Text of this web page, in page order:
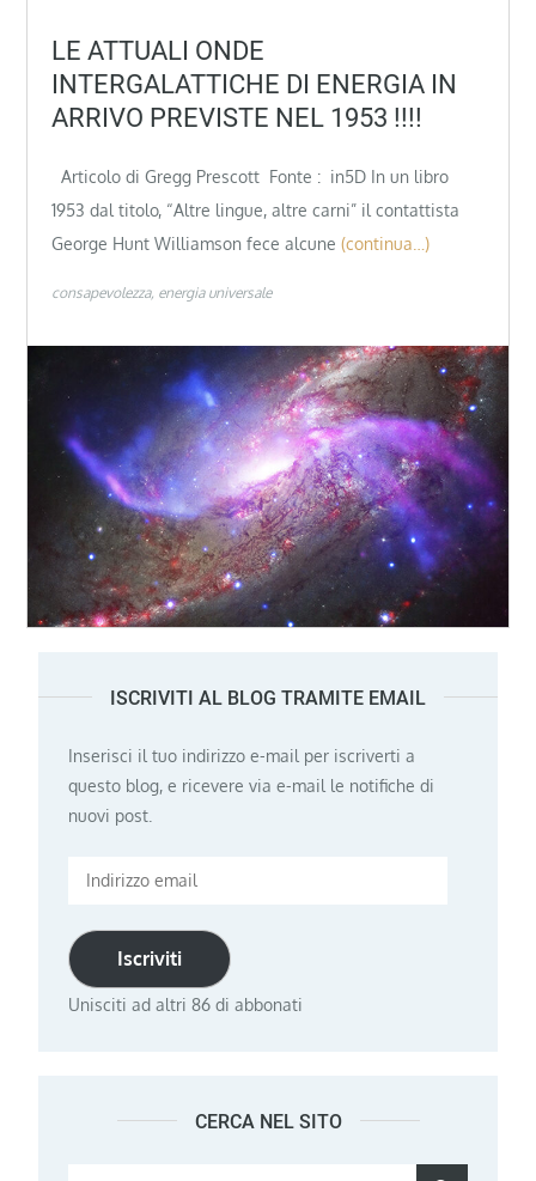
LE ATTUALI ONDE
INTERGALATTICHE DI ENERGIA IN
ARRIVO PREVISTE NEL 1953 !!!!
Articolo di Gregg Prescott Fonte : in5D In un libro
1953 dal titolo, “Altre lingue, altre carni” il contattista
George Hunt Williamson fece alcune (continua…)
consapevolezza energia universale
ISCRIVITI AL BLOG TRAMITE EMAIL
Inserisci il tuo indirizzo e-mail per iscriverti a
questo blog, e ricevere via e-mail le notifiche di
nuovi post.
Indirizzo
Iscriviti
Unisciti ad altri 86 di abbonati
CERCA NEL SITO